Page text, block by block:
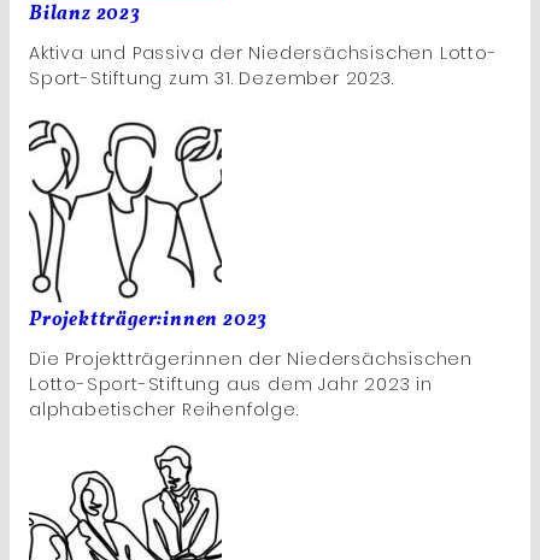
Bilanz 2023
Aktiva und Passiva der Niedersächsischen Lotto-
Sport-Stiftung zum 31. Dezember 2023.
Projektträger:innen 2023
Die Projektträger:innen der Niedersächsischen
Lotto-Sport-Stiftung aus dem Jahr 2023 in
alphabetischer Reihenfolge.